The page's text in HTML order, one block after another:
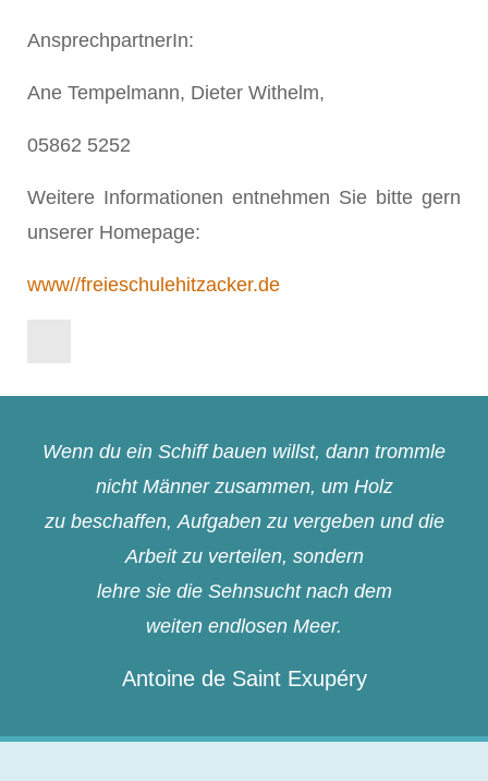
AnsprechpartnerIn:
Ane Tempelmann, Dieter Withelm,
05862 5252
Weitere Informationen entnehmen Sie bitte gern
unserer Homepage:
www//freieschulehitzacker.de
Wenn du ein Schiff bauen willst, dann trommle
nicht Männer zusammen, um Holz
zu beschaffen, Aufgaben zu vergeben und die
Arbeit zu verteilen, sondern
lehre sie die Sehnsucht nach dem
weiten endlosen Meer.
Antoine de Saint Exupéry